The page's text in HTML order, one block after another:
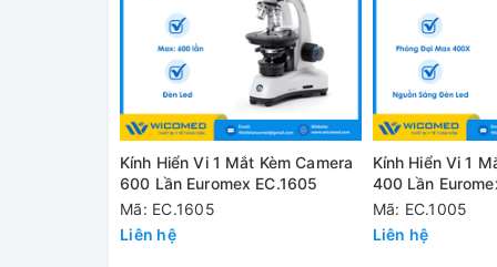
Độ phóng đại 40, 100, 400, 600 lần
Thị kính 10x
Mâm xoay lắp
vật kính
4 vật kính, xoay tròn 360 độ
Vật kính
Bao gồm bộ vật tiêu sắc
(dầu)
Kích thước giá
123 x 119 mm
Kính Hiển Vi 1 Mắt Kèm Camera
600 Lần Euromex EC.1605
Mã: EC.1605
Liên hệ
Kính Hiển Vi 1
400 Lần
Mã: EC.1005
Liên hệ